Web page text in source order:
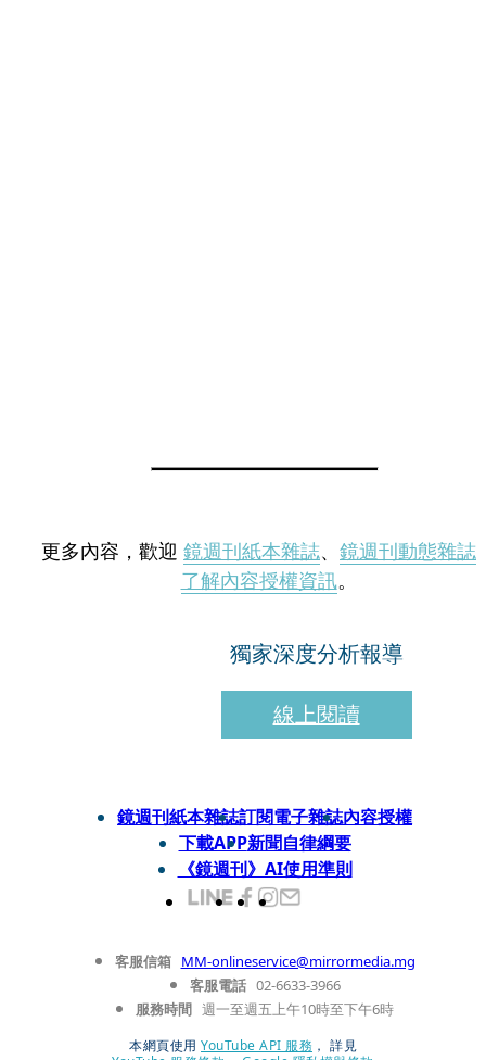
更多內容，歡迎 鏡週刊紙本雜誌、 鏡週刊動態雜誌
了解內容授權資訊。
獨家深度分析報導
線上閱讀
鏡週刊紙本雜誌訂閱電子雜誌內容授權
下載APP新聞自律綱要
《鏡週刊》AI使用準則
客服信箱 MM-onlineservice@mirrormedia.mg
客服電話 02-6633-3966
服務時間 週一至週五上午10時至下午6時
本網頁使用 YouTube API 服務 ， 詳見